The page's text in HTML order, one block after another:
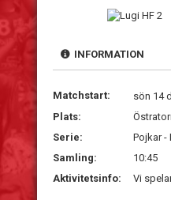
INFORMATION
Matchstart:
sön 14
Plats:
Serie:
Pojkar -
Samling:
10:45
Aktivitetsinfo:
Vi